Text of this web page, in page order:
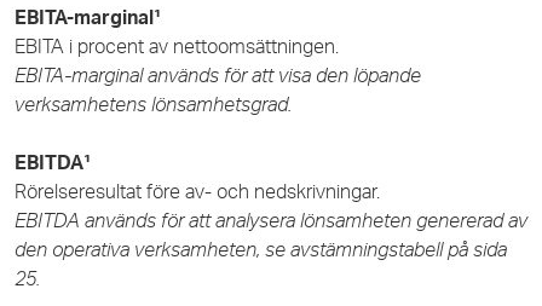
EBITA-marginal¹
EBITA i procent av nettoomsättningen.
EBITA-marginal används för att visa den löpande
verksamhetens lönsamhetsgrad.
EBITDA¹
Rörelseresultat före av- och nedskrivningar.
EBITDA används för att analysera lönsamheten genererad av
den operativa verksamheten, se avstämningstabell på sida
25.